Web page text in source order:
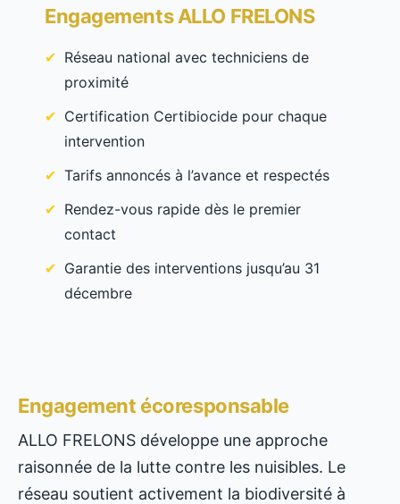
Engagements ALLO FRELONS
Réseau national avec techniciens de
proximité
Certification Certibiocide pour chaque
intervention
Tarifs annoncés à l’avance et respectés
Rendez-vous rapide dès le premier
contact
Garantie des interventions jusqu’au 31
décembre
Engagement écoresponsable
ALLO FRELONS développe une approche
raisonnée de la lutte contre les nuisibles. Le
réseau soutient activement la biodiversité à